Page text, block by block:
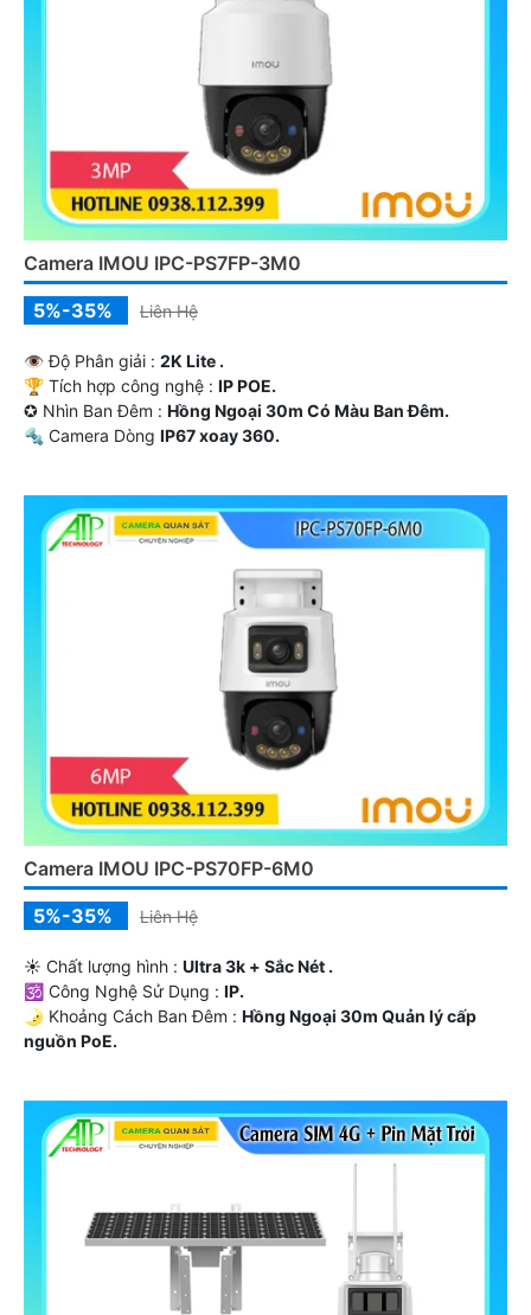
Camera IMOU IPC-PS7FP-3M0
5%-35%
Liên Hệ
👁 Độ Phân giải : 2K Lite .
🏆 Tích hợp công nghệ : IP POE.
✪ Nhìn Ban Đêm : Hồng Ngoại 30m Có Màu Ban Ðêm.
🔩 Camera Dòng IP67 xoay 360.
Camera IMOU IPC-PS70FP-6M0
5%-35%
Liên Hệ
☀️ Chất lượng hình : Ultra 3k + Sắc Nét .
🕉️ Công Nghệ Sử Dụng : IP.
🌛 Khoảng Cách Ban Đêm : Hồng Ngoại 30m Quản lý cấp
nguồn PoE.